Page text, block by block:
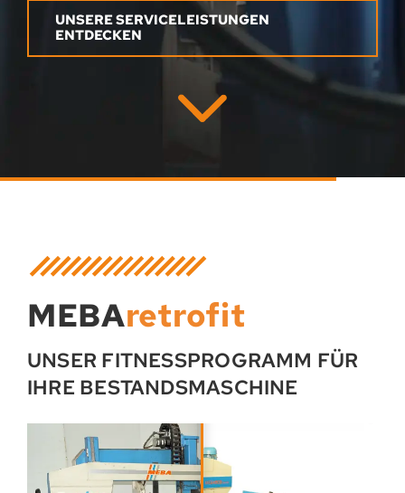
UNSERE SERVICELEISTUNGEN
ENTDECKEN
MEBAretrofit
UNSER FITNESS­PROGRAMM FÜR
IHRE BE­STANDS­MASCHI­NE